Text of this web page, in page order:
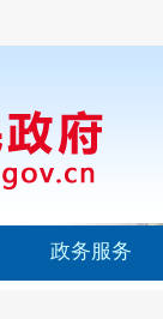
政务服务